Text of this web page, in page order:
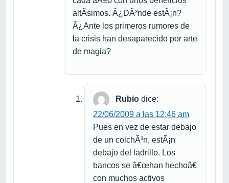
altÃ­simos. Â¿DÃ³nde estÃ¡n?
Â¿Ante los primeros rumores de
la crisis han desaparecido por arte
de magia?
Rubio dice:
22/06/2009 a las 12:46 am
Pues en vez de estar debajo
de un colchÃ³n, estÃ¡n
debajo del ladrillo. Los
bancos se â€œhan hechoâ€
con muchos activos